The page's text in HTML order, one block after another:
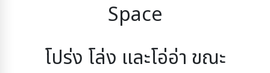
Space
โปร่ง โล่ง และโอ่อ่า ขณะ